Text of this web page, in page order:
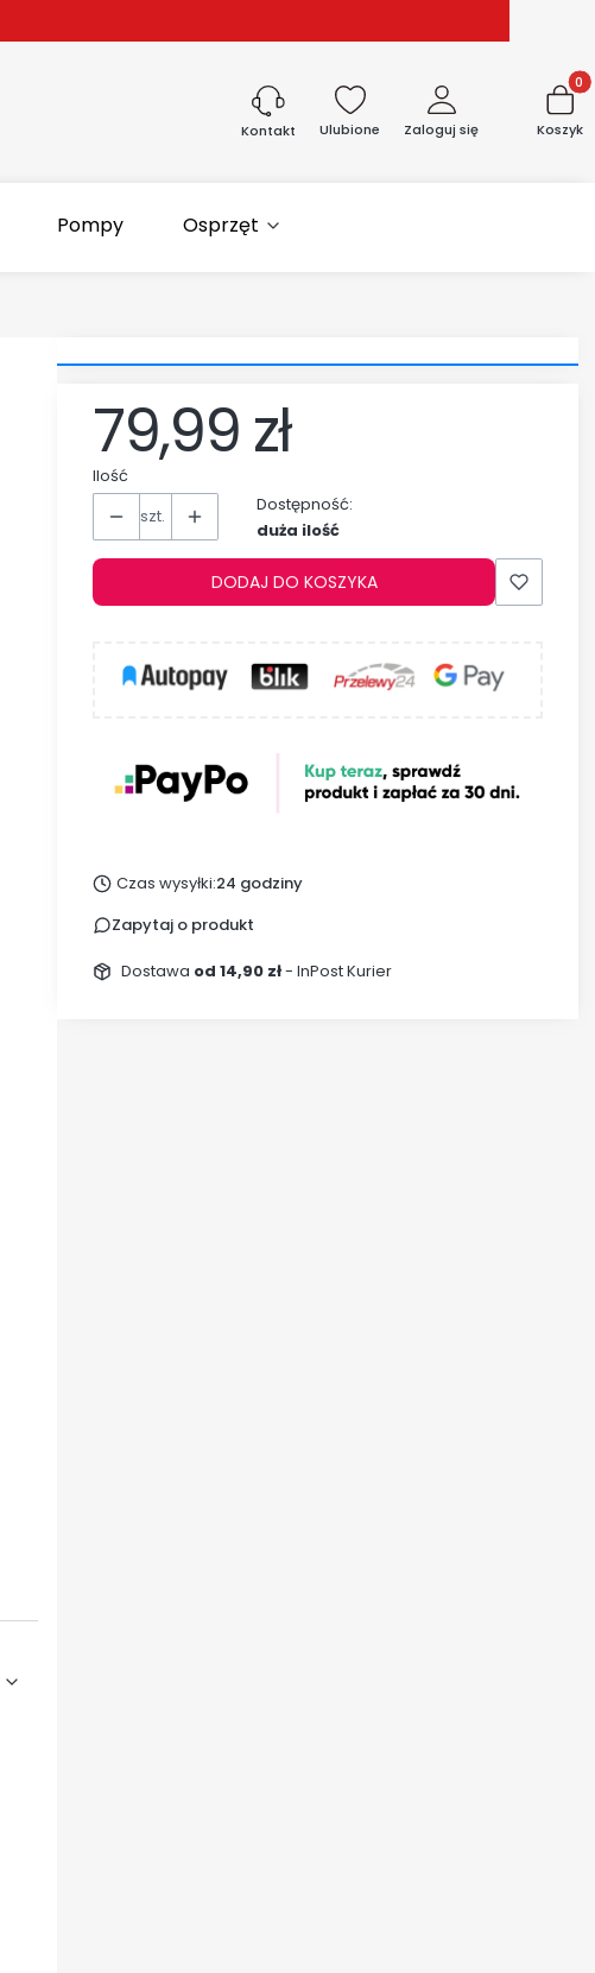
Kontakt Ulubione Zaloguj się Koszyk
Pompy Osprzęt
Cena
79,99 zł
Ilość
szt.
Dostępność:
duża ilość
DODAJ DO KOSZYKA
Czas wysyłki:24 godziny
Zapytaj o produkt
Dostawa od 14,90 zł- InPost Kurier